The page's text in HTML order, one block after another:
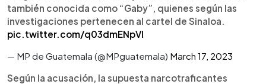
también conocida como “Gaby”, quienes según las
investigaciones pertenecen al cartel de Sinaloa.
pic.twitter.com/q03dmENpVI
— MP de Guatemala (@MPguatemala) March 17, 2023
Según la acusación, la supuesta narcotraficantes